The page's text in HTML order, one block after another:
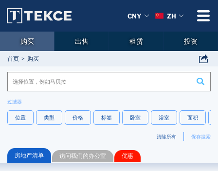
首页 购买
过滤器
位置 类型 价格 标签 卧室 浴室 面积
清除所有 保存搜索
房地产清单 访问我们的办公室 优惠
CNY ZH
购买 出售 租赁 投资